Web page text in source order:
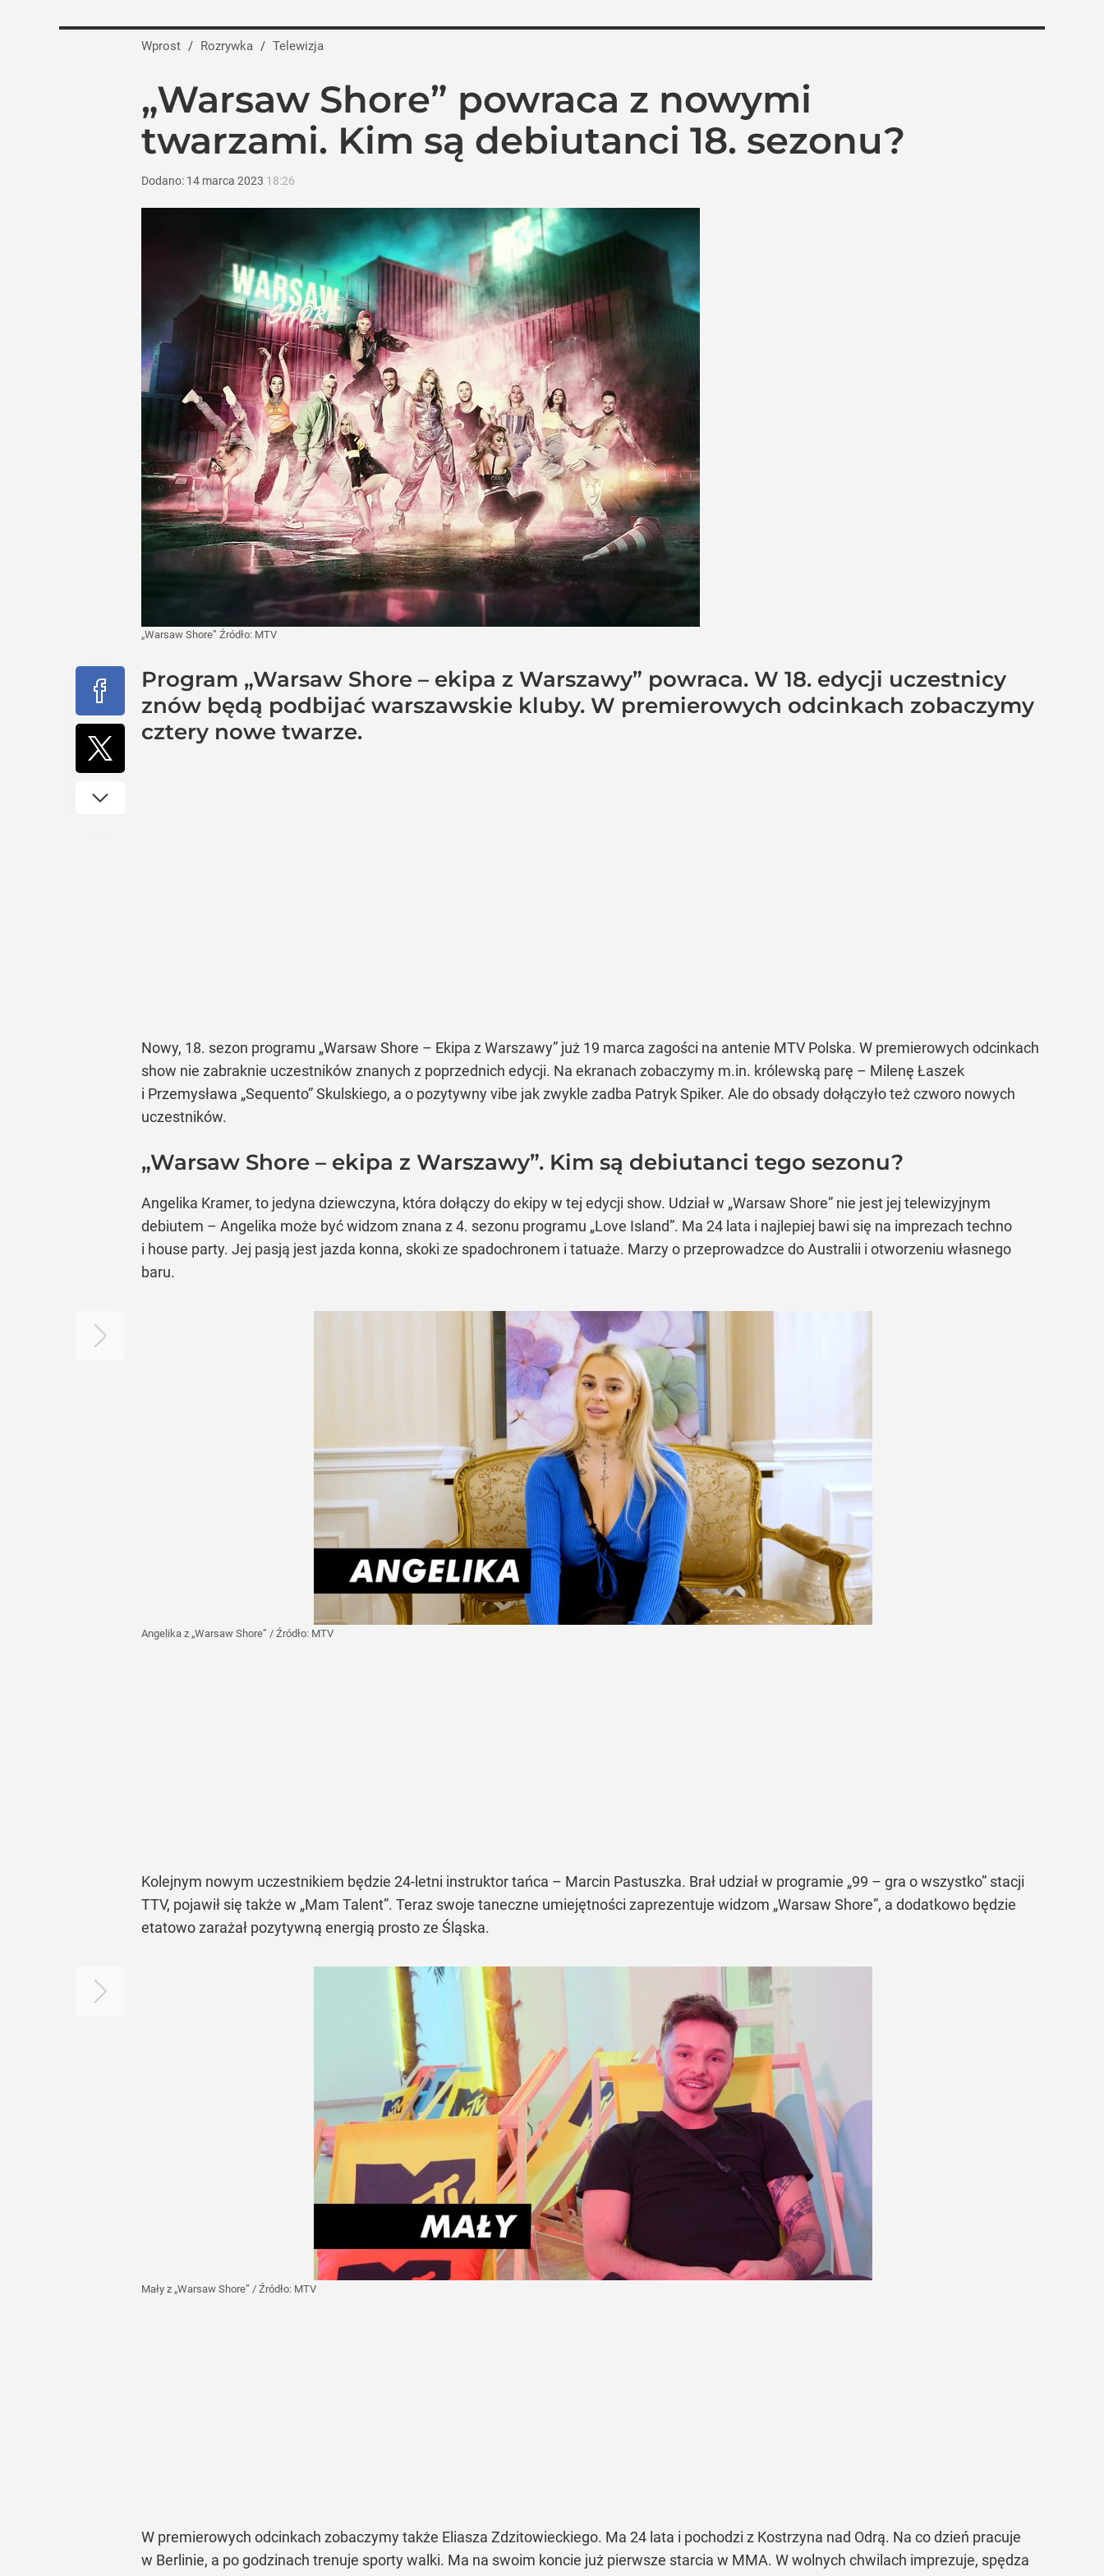
Wprost / Rozrywka / Telewizja
„Warsaw Shore” powraca z nowymi
twarzami. Kim są debiutanci 18. sezonu?
Dodano: 14 marca 2023 18:26
„Warsaw Shore” Źródło: MTV
Program „Warsaw Shore – ekipa z Warszawy” powraca. W 18. edycji uczestnicy
znów będą podbijać warszawskie kluby. W premierowych odcinkach zobaczymy
cztery nowe twarze.
Nowy, 18. sezon programu „Warsaw Shore – Ekipa z Warszawy” już 19 marca zagości na antenie MTV Polska. W premierowych odcinkach
show nie zabraknie uczestników znanych z poprzednich edycji. Na ekranach zobaczymy m.in. królewską parę – Milenę Łaszek
i Przemysława „Sequento” Skulskiego, a o pozytywny vibe jak zwykle zadba Patryk Spiker. Ale do obsady dołączyło też czworo nowych
uczestników.
„Warsaw Shore – ekipa z Warszawy”. Kim są debiutanci tego sezonu?
Angelika Kramer, to jedyna dziewczyna, która dołączy do ekipy w tej edycji show. Udział w „Warsaw Shore” nie jest jej telewizyjnym
debiutem – Angelika może być widzom znana z 4. sezonu programu „Love Island”. Ma 24 lata i najlepiej bawi się na imprezach techno
i house party. Jej pasją jest jazda konna, skoki ze spadochronem i tatuaże. Marzy o przeprowadzce do Australii i otworzeniu własnego
baru.
Angelika z „Warsaw Shore” / Źródło: MTV
Kolejnym nowym uczestnikiem będzie 24-letni instruktor tańca – Marcin Pastuszka. Brał udział w programie „99 – gra o wszystko” stacji
TTV, pojawił się także w „Mam Talent”. Teraz swoje taneczne umiejętności zaprezentuje widzom „Warsaw Shore”, a dodatkowo będzie
etatowo zarażał pozytywną energią prosto ze Śląska.
Mały z „Warsaw Shore” / Źródło: MTV
W premierowych odcinkach zobaczymy także Eliasza Zdzitowieckiego. Ma 24 lata i pochodzi z Kostrzyna nad Odrą. Na co dzień pracuje
w Berlinie, a po godzinach trenuje sporty walki. Ma na swoim koncie już pierwsze starcia w MMA. W wolnych chwilach imprezuje, spędza